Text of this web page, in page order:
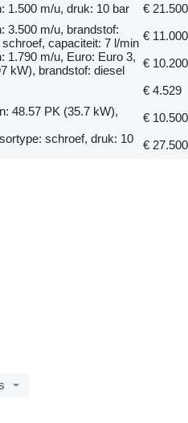
1.500 m/u, druk: 10 bar
€ 21.500
3.500 m/u, brandstof:
capaciteit: 7 l/min
€ 11.000
1.790 m/u, Euro: Euro 3,
kW), brandstof: diesel
€ 10.200
€ 4.529
48.57 PK (35.7 kW),
€ 10.500
schroef, druk: 10
€ 27.500